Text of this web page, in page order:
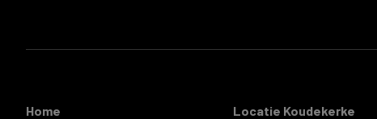
Home
Locatie Koudekerke